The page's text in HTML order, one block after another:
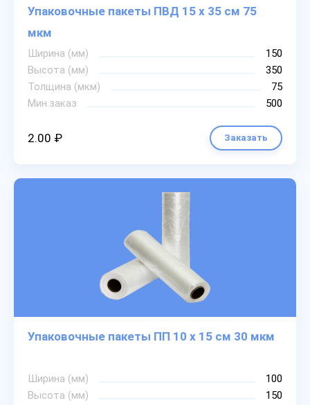
Упаковочные пакеты ПВД 15 х 35 см 75
мкм
Ширина (мм)
150
Высота (мм)
350
Толщина (мкм)
75
Мин.заказ
500
2.00 ₽ Заказать
Упаковочные пакеты ПП 10 х 15 см 30 мкм
Ширина (мм)
100
Высота (мм)
150